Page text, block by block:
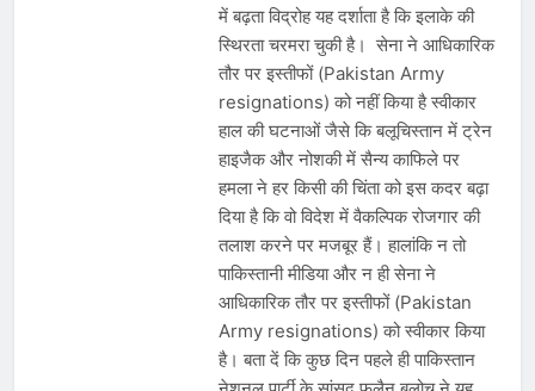
में बढ़ता विद्रोह यह दर्शाता है कि इलाके की
स्थिरता चरमरा चुकी है। सेना ने आधिकारिक
तौर पर इस्तीफों (Pakistan Army
resignations) को नहीं किया है स्वीकार
हाल की घटनाओं जैसे कि बलूचिस्तान में ट्रेन
हाइजैक और नोशकी में सैन्य काफिले पर
हमला ने हर किसी की चिंता को इस कदर बढ़ा
दिया है कि वो विदेश में वैकल्पिक रोजगार की
तलाश करने पर मजबूर हैं। हालांकि न तो
पाकिस्तानी मीडिया और न ही सेना ने
आधिकारिक तौर पर इस्तीफों (Pakistan
Army resignations) को स्वीकार किया
है। बता दें कि कुछ दिन पहले ही पाकिस्तान